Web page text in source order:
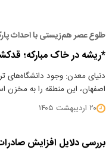
طلوع عصر هم‌زیستی با احداث
*ریشه در خاک مبارکه؛
اصفهان، این منطقه را به مخزن
۲۰ اردیبهشت ۱۴۰۵
بررسی دلایل افزایش